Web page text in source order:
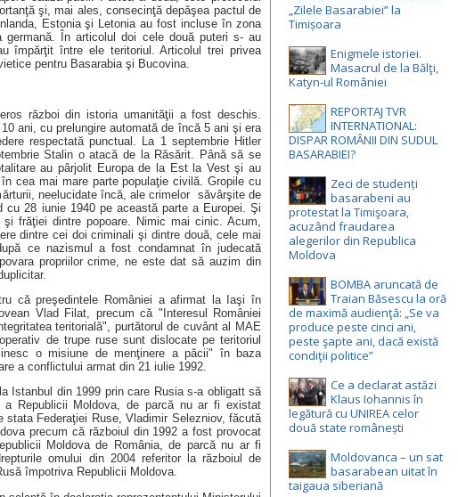
şi, mai ales, consecinţă depăşea pactul de
Estonia şi Letonia au fost incluse în zona
În articolul doi cele două puteri s- au
împărţit între ele teritoriul. Articolul trei privea
pentru Basarabia şi Bucovina.
război din istoria umanităţii a fost deschis.
ani, cu prelungire automată de încă 5 ani şi era
respectată punctual. La 1 septembrie Hitler
Stalin o atacă de la Răsărit. Până să se
au pârjolit Europa de la Est la Vest şi au
cea mai mare parte populaţie civilă. Gropile cu
neelucidate încă, ale crimelor săvârşite de
28 iunie 1940 pe această parte a Europei. Şi
frăţiei dintre popoare. Nimic mai cinic. Acum,
dintre cei doi criminali şi dintre două, cele mai
ce nazismul a fost condamnat în judecată
propriilor crime, ne este dat să auzim din
că preşedintele României a afirmat la Iaşi în
Vlad Filat, precum că "Interesul României
teritorială", purtătorul de cuvânt al MAE
de trupe ruse sunt dislocate pe teritoriul
o misiune de menţinere a păcii" în baza
a conflictului armat din 21 iulie 1992.
Istanbul din 1999 prin care Rusia s-a obligatt să
Republicii Moldova, de parcă nu ar fi existat
stata Federaţiei Ruse, Vladimir Selezniov, făcută
precum că războiul din 1992 a fost provocat
Moldova de România, de parcă nu ar fi
omului din 2004 referitor la războiul de
împotriva Republicii Moldova.
„Zilele Basarabiei” la
Timișoara
Enigmele istoriei.
Masacrul de la Bălţi,
Katyn-ul României
REPORTAJ TVR
INTERNATIONAL:
DISPAR ROMÂNII DIN SUDUL
BASARABIEI?
Zeci de studenți
basarabeni au
protestat la Timişoara,
acuzând fraudarea
alegerilor din Republica
Moldova
BOMBA aruncată de
Traian Băsescu la oră
de maximă audienţă: „Se va
produce peste cinci ani,
peste şapte ani, dacă există
condiţii politice”
Ce a declarat astăzi
Klaus Iohannis în
legătură cu UNIREA celor
două state românești
Moldovanca – un sat
basarabean uitat în
taigaua siberiană